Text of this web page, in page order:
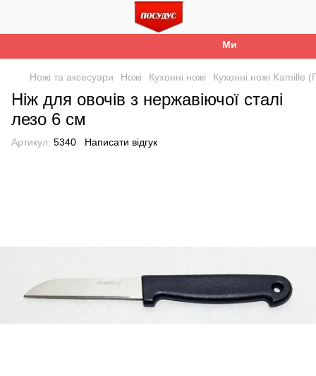
Ми працюємо. Все
Ножі та аксесуари Ножі Кухонні ножі Кухонні ножі Kamille
Ніж для овочів з нержавіючої сталі
лезо 6 см
Артикул: 5340 Написати відгук